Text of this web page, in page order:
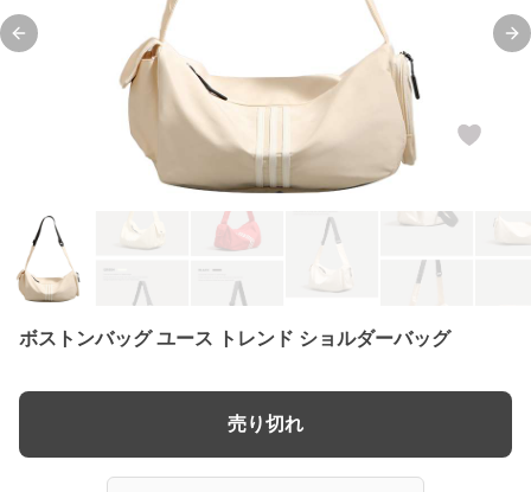
Previous slide
ボストンバッグ ユース トレンド ショルダーバッグ
売り切れ